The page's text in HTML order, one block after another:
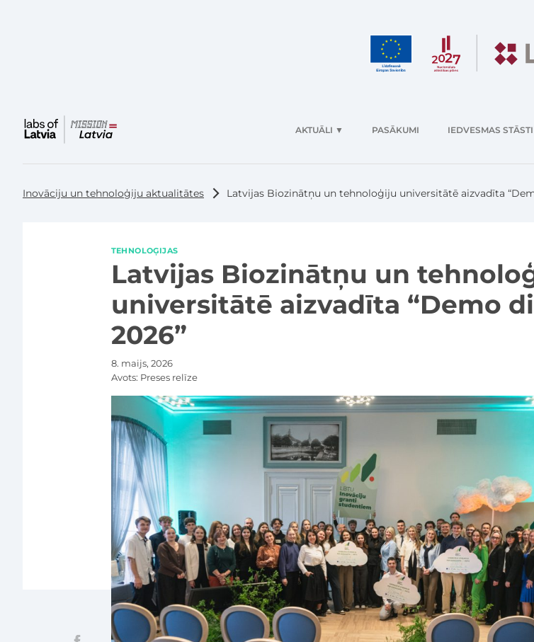
AKTUĀLI ▼ PASĀKUMI IEDVESMAS STĀSTI
Inovāciju un tehnoloģiju aktualitātes Latvijas Biozinātņu un tehnoloģiju universitātē aizvadīta
TEHNOLOĢIJAS
Latvijas Biozinātņu un
universitātē aizvadīta “Demo
2026”
8. maijs, 2026
Avots: Preses relīze